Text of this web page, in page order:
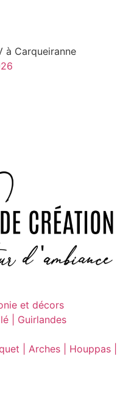
à Carqueiranne
et décors
| Guirlandes
| Arches | Houppas |